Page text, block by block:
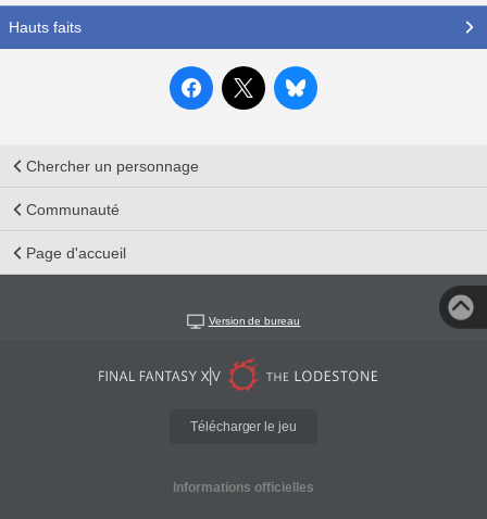
Hauts faits
Chercher un personnage
Communauté
Page d'accueil
Version de bureau
Télécharger le jeu
Informations officielles